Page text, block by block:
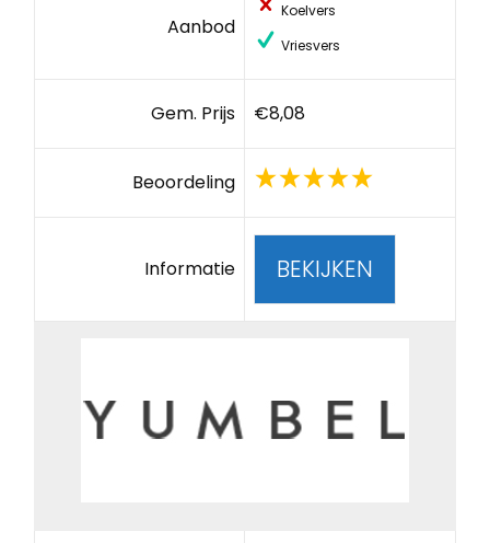
Aanbod
Koelvers
Vriesvers
Gem. Prijs €8,08
Beoordeling
Informatie BEKIJKEN